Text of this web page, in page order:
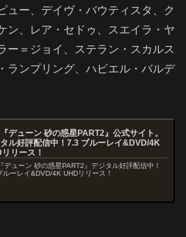
ュー、デイヴ・バウティスタ、ク
ン、レア・セドゥ、
スエイラ・ヤ
ー＝ジョイ、ステラン・スカルス
ランプリング、ハビエル・バルデ
デューン 砂の惑星PART2』公式サイト。
ル好評配信中！7.3 ブルーレイ&DVD/4K
リース！
デューン 砂の惑星PART2』デジタル好評配信中！
ルーレイ&DVD/4K UHDリリース！